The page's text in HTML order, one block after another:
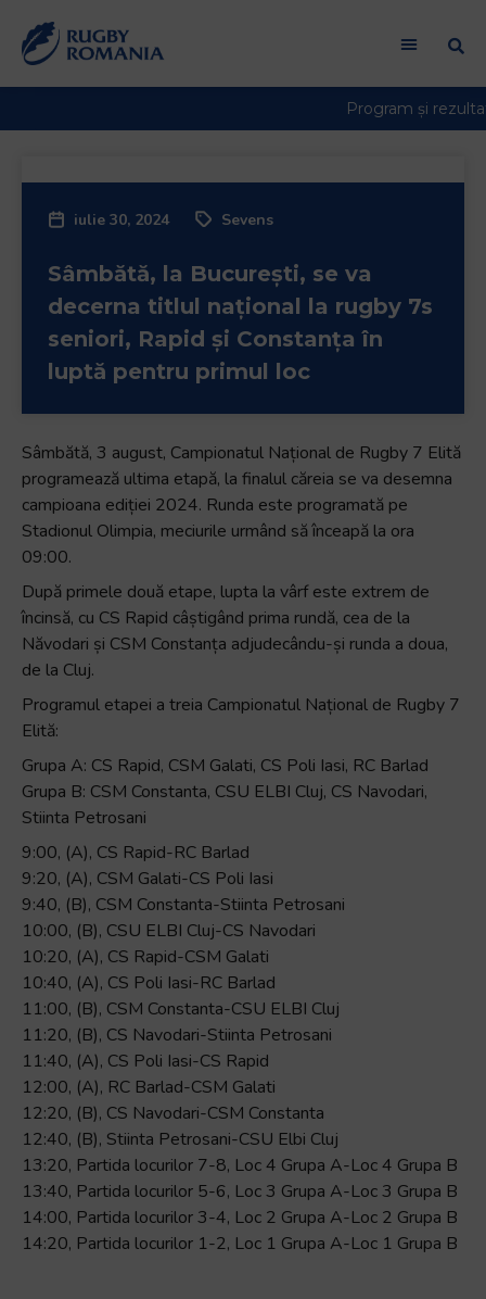
iulie 30, 2024 Sevens
Sâmbătă, la București, se va
decerna titlul național la rugby 7s
seniori, Rapid și Constanța în
luptă pentru primul loc
Sâmbătă, 3 august, Campionatul Național de Rugby 7 Elită
programează ultima etapă, la finalul căreia se va desemna
campioana ediției 2024. Runda este programată pe
Stadionul Olimpia, meciurile urmând să înceapă la ora
09:00.
După primele două etape, lupta la vârf este extrem de
încinsă, cu CS Rapid câștigând prima rundă, cea de la
Năvodari și CSM Constanța adjudecându-și runda a doua,
de la Cluj.
Programul etapei a treia Campionatul Național de Rugby 7
Elită:
Grupa A: CS Rapid, CSM Galati, CS Poli Iasi, RC Barlad
Grupa B: CSM Constanta, CSU ELBI Cluj, CS Navodari,
Stiinta Petrosani
9:00, (A), CS Rapid-RC Barlad
9:20, (A), CSM Galati-CS Poli Iasi
9:40, (B), CSM Constanta-Stiinta Petrosani
10:00, (B), CSU ELBI Cluj-CS Navodari
10:20, (A), CS Rapid-CSM Galati
10:40, (A), CS Poli Iasi-RC Barlad
11:00, (B), CSM Constanta-CSU ELBI Cluj
11:20, (B), CS Navodari-Stiinta Petrosani
11:40, (A), CS Poli Iasi-CS Rapid
12:00, (A), RC Barlad-CSM Galati
12:20, (B), CS Navodari-CSM Constanta
12:40, (B), Stiinta Petrosani-CSU Elbi Cluj
13:20, Partida locurilor 7-8, Loc 4 Grupa A-Loc 4 Grupa B
13:40, Partida locurilor 5-6, Loc 3 Grupa A-Loc 3 Grupa B
14:00, Partida locurilor 3-4, Loc 2 Grupa A-Loc 2 Grupa B
14:20, Partida locurilor 1-2, Loc 1 Grupa A-Loc 1 Grupa B